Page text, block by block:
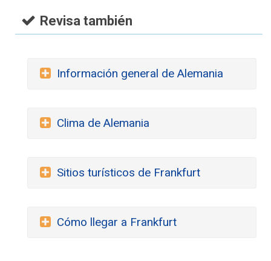
Revisa también
Información general de Alemania
Clima de Alemania
Sitios turísticos de Frankfurt
Cómo llegar a Frankfurt